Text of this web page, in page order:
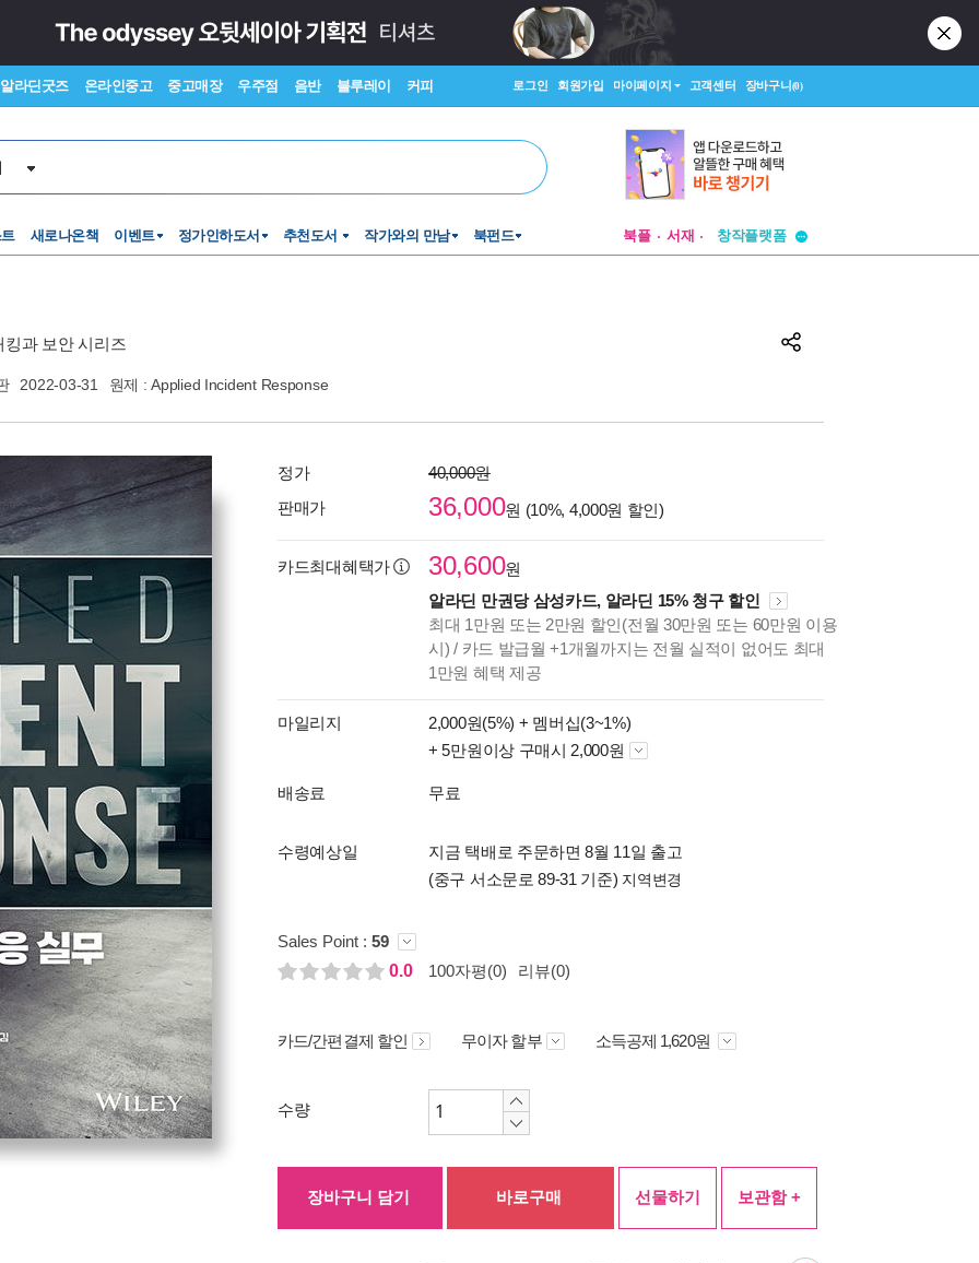
알라딘굿즈 온라인중고 중고매장 우주점 음반 블루레이 커피 로그인 회원가입 마이페이지 고객센터 장바구니(0)
새로나온책 이벤트 정가인하도서 추천도서 작가와의 만남 북펀드 북플 서재
투비컨티뉴드
투비컨티뉴드
킹과 보안 시리즈
2022-03-31 원제 : Applied Incident Response
정가
40,000원
판매가
36,000원 (10%, 4,000원 할인)
카드최대혜택가 30,600원
알라딘 만권당 삼성카드, 알라딘 15% 청구 할인
최대 1만원 또는 2만원 할인(전월 30만원 또는 60만원 이용
시) / 카드 발급월 +1개월까지는 전월 실적이 없어도 최대
1만원 혜택 제공
마일리지 2,000원(5%) + 멤버십(3~1%)
+ 5만원이상 구매시 2,000원
배송료 무료
수령예상일
지금 택배로 주문하면 8월 11일 출고
(중구 서소문로 89-31 기준) 지역변경
Sales Point : 59
0.0
100자평(0) 리뷰(0)
카드/간편결제 할인 무이자 할부 소득공제 1,620원
수량
장바구니 담기 바로구매 선물하기 보관함 +